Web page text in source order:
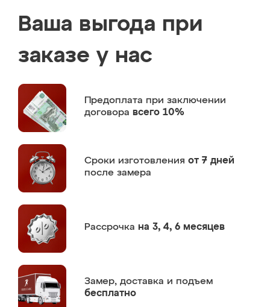
Ваша выгода при
заказе у нас
Предоплата при заключении
договора всего 10%
Сроки изготовления от 7 дней
после замера
Рассрочка на 3, 4, 6 месяцев
Замер, доставка и подъем
бесплатно